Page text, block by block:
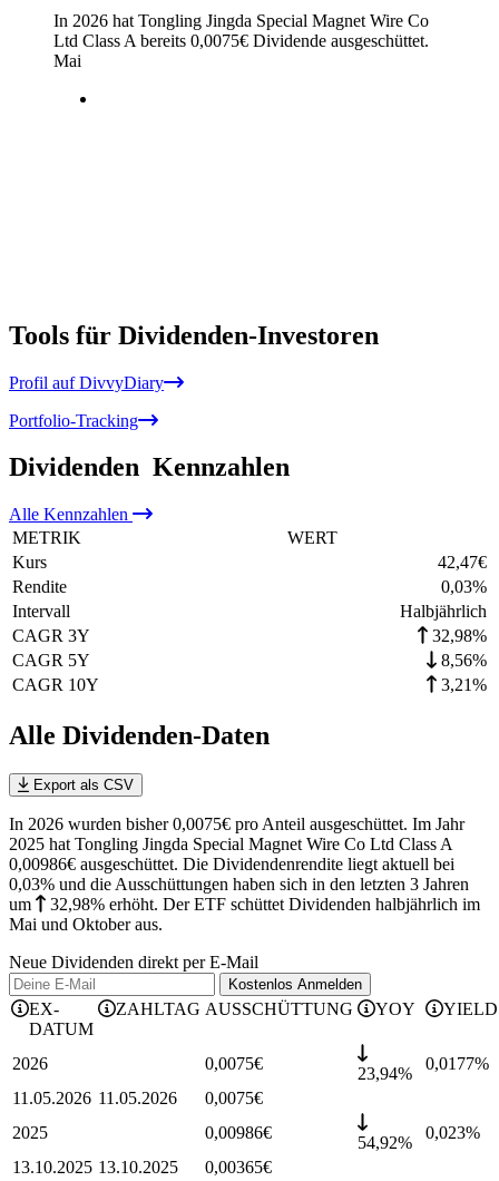
In 2026 hat Tongling Jingda Special Magnet Wire Co
Ltd Class A bereits 0,0075€ Dividende ausgeschüttet.
Mai
Tools für Dividenden-Investoren
Profil auf DivvyDiary
Portfolio-Tracking
Dividenden Kennzahlen
Alle Kennzahlen
METRIK
WERT
Kurs
42,47€
Rendite
0,03%
Intervall
Halbjährlich
CAGR 3Y
32,98%
CAGR 5Y
8,56%
CAGR 10Y
3,21%
Alle Dividenden-Daten
Export als CSV
In 2026 wurden bisher 0,0075€ pro Anteil ausgeschüttet. Im Jahr
2025 hat Tongling Jingda Special Magnet Wire Co Ltd Class A
0,00986€ ausgeschüttet. Die Dividendenrendite liegt aktuell bei
0,03% und die Ausschüttungen haben sich in den letzten 3 Jahren
um
32,98% erhöht. Der ETF schüttet Dividenden halbjährlich im
Mai und Oktober aus.
Neue Dividenden direkt per E-Mail
Kostenlos Anmelden
EX-
DATUM
ZAHLTAG AUSSCHÜTTUNG YOY YIELD
2026 0,0075€
23,94%
0,0177%
11.05.2026 11.05.2026 0,0075€
2025
0,00986€
54,92%
0,023%
13.10.2025 13.10.2025 0,00365€